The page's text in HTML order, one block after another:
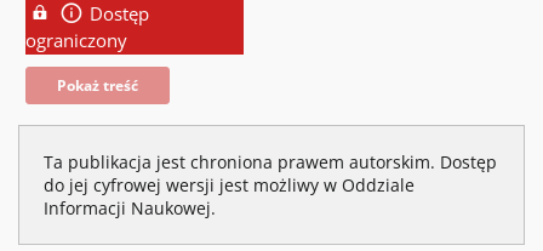
Dostęp
ograniczony
Pokaż treść
Ta publikacja jest chroniona prawem autorskim. Dostęp
do jej cyfrowej wersji jest możliwy w Oddziale
Informacji Naukowej.